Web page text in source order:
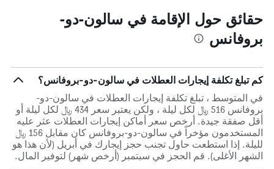
حقائق حول الإقامة في سالون-دو-
بروفانس
كم تبلغ تكلفة إيجارات العطلات في سالون-دو-بروفانس؟
في المتوسط ، تبلغ تكلفة إيجارات العطلات في سالون-دو-
بروفانس 516 ﷼ لكل ليلة ، ولكن يعتبر سعر 434 ﷼ لكل ليلة أو
أقل صفقة جيدة. أرخص سعر أماكن إيجارات العطلات عثر عليه
المستخدمون مؤخراً في سالون-دو-بروفانس كان مقابل 156 ﷼
لليلة. إذا استطعت حاول تجنب حجز إيجارك في أبريل (لأن هذا هو
الشهر الأغلى). قم الحجز في سبتمبر (أرخص شهر) لتوفير المال.